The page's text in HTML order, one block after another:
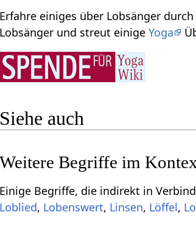
Erfahre
Lobsänger‏‎ und streut einigeYoga
Siehe auch
, , , ,